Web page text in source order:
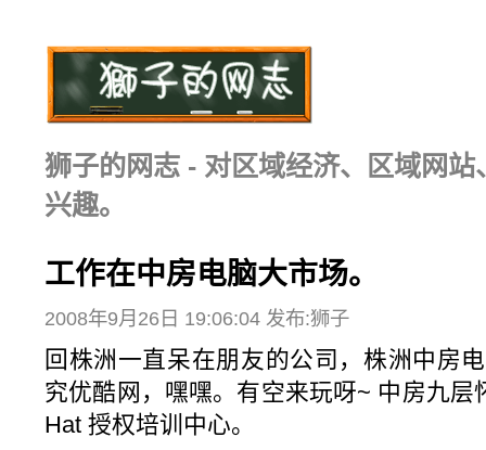
狮子的网志 - 对区域经济、区域网
兴趣。
工作在中房电脑大市场。
2008年9月26日 19:06:04 发布:狮子
回株洲一直呆在朋友的公司，株洲中房
究优酷网，嘿嘿。有空来玩呀~ 中房九层
Hat 授权培训中心。